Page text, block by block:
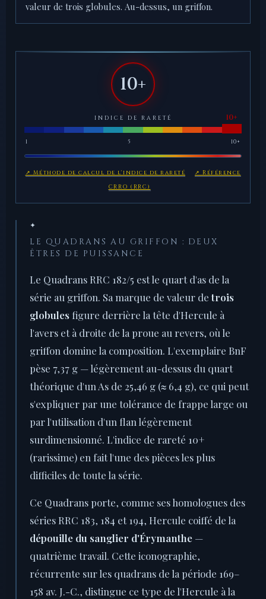
valeur de trois globules. Au-dessus, un griffon.
10+
INDICE DE RARETÉ
1 5 10+
↗ Méthode de calcul de l'indice de rareté
↗ Référence
CRRO (RRC)
✦
LE QUADRANS AU GRIFFON : DEUX
ÊTRES DE PUISSANCE
Le Quadrans RRC 182/5 est le quart d'as de la
série au griffon. Sa marque de valeur detrois
globules figure derrière la tête d'Hercule à
l'avers et à droite de la proue au revers, où le
griffon domine la composition. L'exemplaire BnF
pèse 7,37 g — légèrement au-dessus du quart
théorique d'un As de 25,46 g (≈ 6,4 g), ce qui peut
s'expliquer par une tolérance de frappe large ou
par l'utilisation d'un flan légèrement
surdimensionné. L'indice de rareté 10+
(rarissime) en fait l'une des pièces les plus
difficiles de toute la série.
Ce Quadrans porte, comme ses homologues des
séries RRC 183, 184 et 194, Hercule coiffé de la
dépouille du sanglier d'Érymanthe —
quatrième travail. Cette iconographie,
récurrente sur les quadrans de la période 169–
158 av. J.-C., distingue ce type de l'Hercule à la